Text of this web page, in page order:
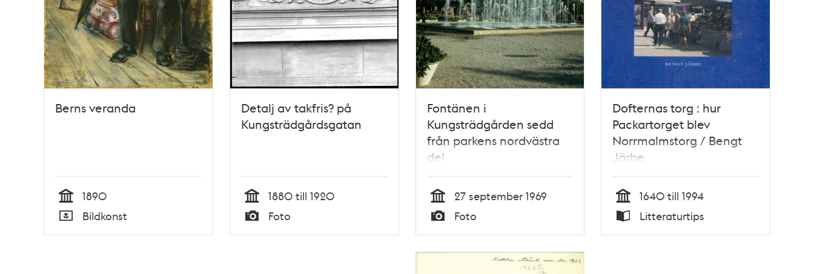
Berns veranda
Tid
1890
Typ
Bildkonst
Detalj av takfris? på
Kungsträdgårdsgatan
Tid
1880 till 1920
Typ
Foto
Fontänen i
Kungsträdgården sedd
från parkens nordvästra
del
Tid
27 september 1969
Typ
Foto
Dofternas torg : hur
Packartorget blev
Norrmalmstorg / Bengt
Järbe
Tid
1640 till 1994
Typ
Litteraturtips